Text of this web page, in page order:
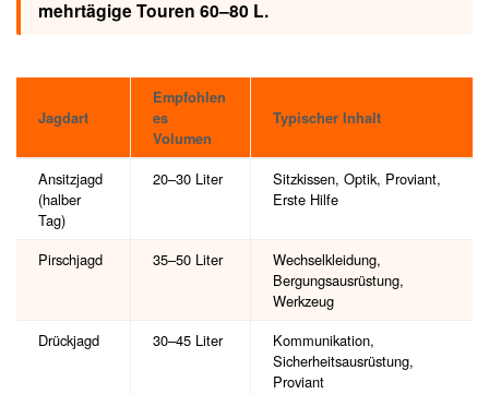
mehrtägige Touren 60–80 L.
Jagdart
Empfohlen
es
Volumen
Typischer Inhalt
Ansitzjagd
(halber
Tag)
20–30 Liter
Sitzkissen, Optik, Proviant,
Erste Hilfe
Pirschjagd 35–50 Liter
Wechselkleidung,
Bergungsausrüstung,
Werkzeug
Drückjagd
30–45 Liter
Kommunikation,
Sicherheitsausrüstung,
Proviant